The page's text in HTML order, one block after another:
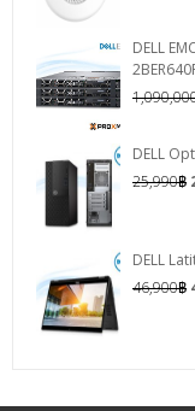
DELL
DELL
25,990฿
DELL
46,900฿